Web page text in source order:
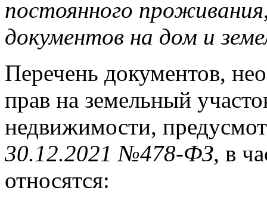
постоянного
документов на дом и
Перечень документов,
прав на земельный
недвижимости,
30.12.2021 №478-ФЗ, в
относятся: